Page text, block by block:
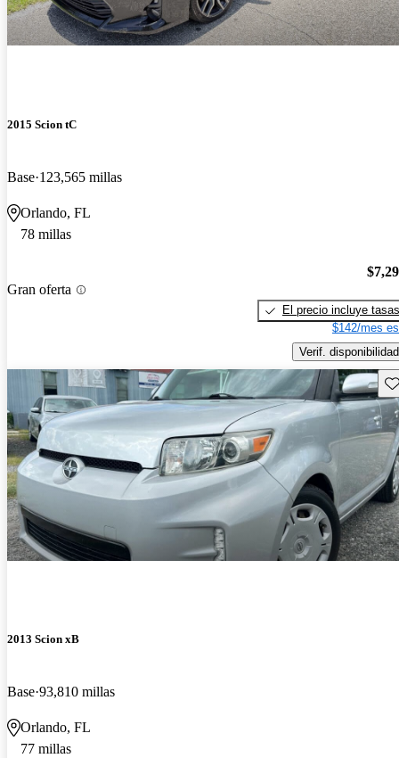
2015 Scion tC
Base 123,565 millas
Orlando, FL
78 millas
Gran oferta
El precio incluye tasas
$142/mes
Verif. disponibilidad
2013 Scion xB
Base 93,810 millas
Orlando, FL
77 millas